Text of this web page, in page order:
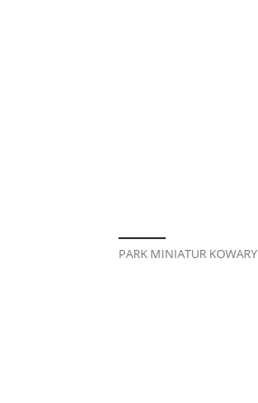
PARK MINIATUR KOWARY